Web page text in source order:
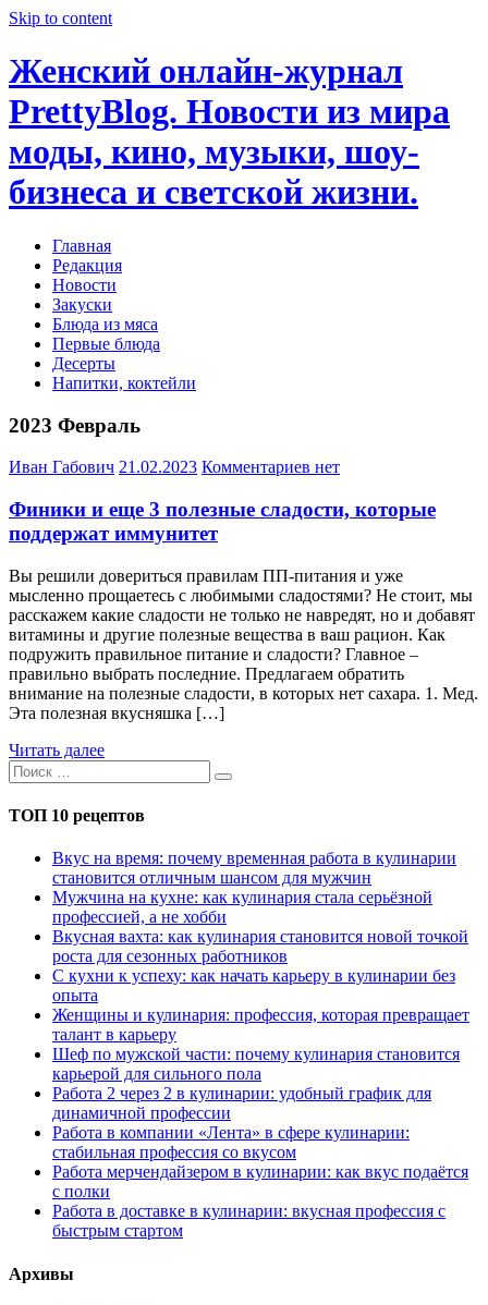
Skip to content
Женский онлайн-журнал
PrettyBlog. Новости из мира
моды, кино, музыки, шоу-
бизнеса и светской жизни.
Главная
Редакция
Новости
Закуски
Блюда из мяса
Первые блюда
Десерты
Напитки, коктейли
2023 Февраль
Иван Габович 21.02.2023 Комментариев нет
Финики и еще 3 полезные сладости, которые
поддержат иммунитет
Вы решили довериться правилам ПП-питания и уже
мысленно прощаетесь с любимыми сладостями? Не стоит, мы
расскажем какие сладости не только не навредят, но и добавят
витамины и другие полезные вещества в ваш рацион. Как
подружить правильное питание и сладости? Главное –
правильно выбрать последние. Предлагаем обратить
внимание на полезные сладости, в которых нет сахара. 1. Мед.
Эта полезная вкусняшка […]
Читать далее
ТОП 10 рецептов
Вкус на время: почему временная работа в кулинарии
становится отличным шансом для мужчин
Мужчина на кухне: как кулинария стала серьёзной
профессией, а не хобби
Вкусная вахта: как кулинария становится новой точкой
роста для сезонных работников
С кухни к успеху: как начать карьеру в кулинарии без
опыта
Женщины и кулинария: профессия, которая превращает
талант в карьеру
Шеф по мужской части: почему кулинария становится
карьерой для сильного пола
Работа 2 через 2 в кулинарии: удобный график для
динамичной профессии
Работа в компании «Лента» в сфере кулинарии:
стабильная профессия со вкусом
Работа мерчендайзером в кулинарии: как вкус подаётся
с полки
Работа в доставке в кулинарии: вкусная профессия с
быстрым стартом
Архивы